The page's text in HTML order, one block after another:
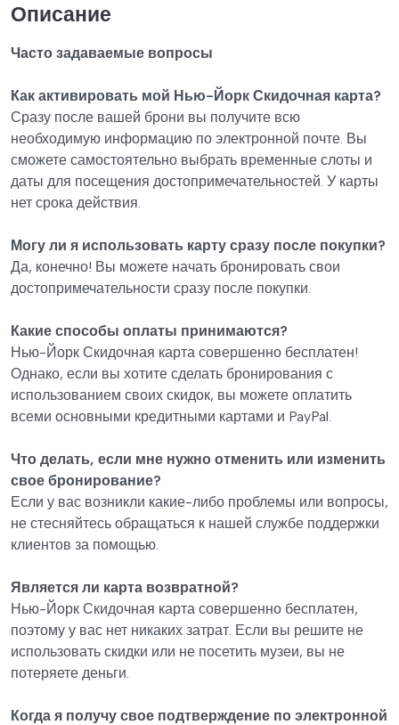
Описание
Часто задаваемые вопросы
Как активировать мой Нью-Йорк Скидочная карта?
Сразу после вашей брони вы получите всю
необходимую информацию по электронной почте. Вы
сможете самостоятельно выбрать временные слоты и
даты для посещения достопримечательностей. У карты
нет срока действия.
Могу ли я использовать карту сразу после покупки?
Да, конечно! Вы можете начать бронировать свои
достопримечательности сразу после покупки.
Какие способы оплаты принимаются?
Нью-Йорк Скидочная карта совершенно бесплатен!
Однако, если вы хотите сделать бронирования с
использованием своих скидок, вы можете оплатить
всеми основными кредитными картами и PayPal.
Что делать, если мне нужно отменить или изменить
свое бронирование?
Если у вас возникли какие-либо проблемы или вопросы,
не стесняйтесь обращаться к нашей службе поддержки
клиентов за помощью.
Является ли карта возвратной?
Нью-Йорк Скидочная карта совершенно бесплатен,
поэтому у вас нет никаких затрат. Если вы решите не
использовать скидки или не посетить музеи, вы не
потеряете деньги.
Когда я получу свое подтверждение по электронной